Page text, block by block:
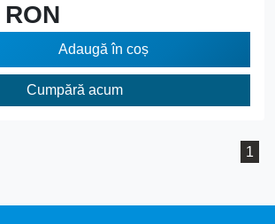
Adaugă în coș
Cumpără acum
1